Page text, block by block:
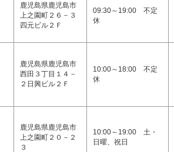
鹿児島県鹿児島市
上之園町２６－３
四元ビル２Ｆ
09:30～19:00 不定
休
鹿児島県鹿児島市
西田３丁目１４－
２日興ビル２Ｆ
10:00～18:00 不定
休
鹿児島県鹿児島市
上之園町２０－２
３
10:00～19:00 土・
日曜、祝日